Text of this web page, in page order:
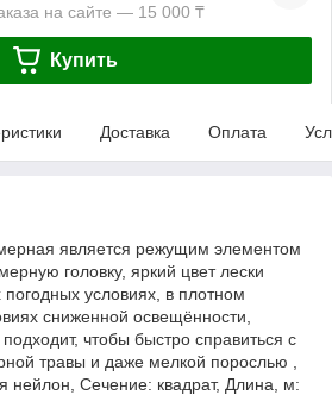
на сайте — 15 000 ₸
Купить
Доставка Оплата
является режущим элементом
головку, яркий цвет лески
условиях, в плотном
сниженной освещённости,
чтобы быстро справиться с
травы и даже мелкой порослью ,
нейлон, Сечение: квадрат, Длина, м: